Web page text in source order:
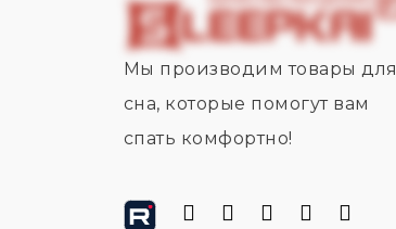
Мы производим товары для
сна, которые помогут вам
спать комфортно!